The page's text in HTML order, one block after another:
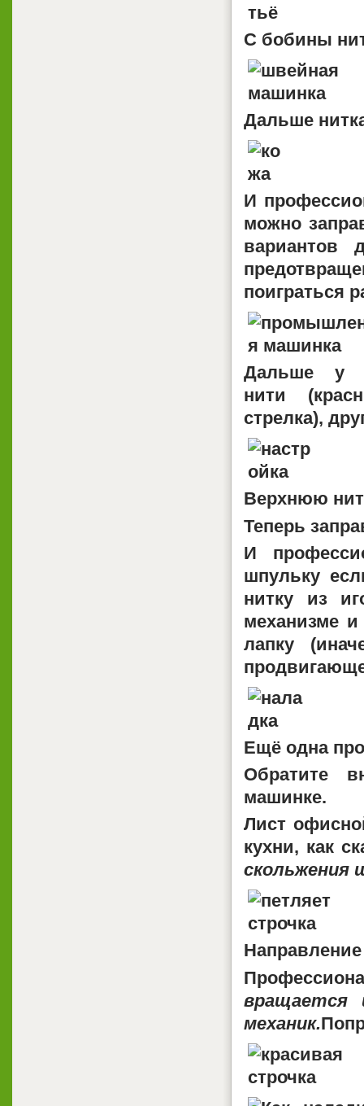
С бобины
Дальше
И
можно
вариантов
поиграться
Дальше
нити
стрелка),
Верхнюю
Теперь
И
шпульку
нитку из
механизме
лапку
Ещё одна
Обратите
машинке.
Лист
кухни, как
скольжения
вращается
механик.